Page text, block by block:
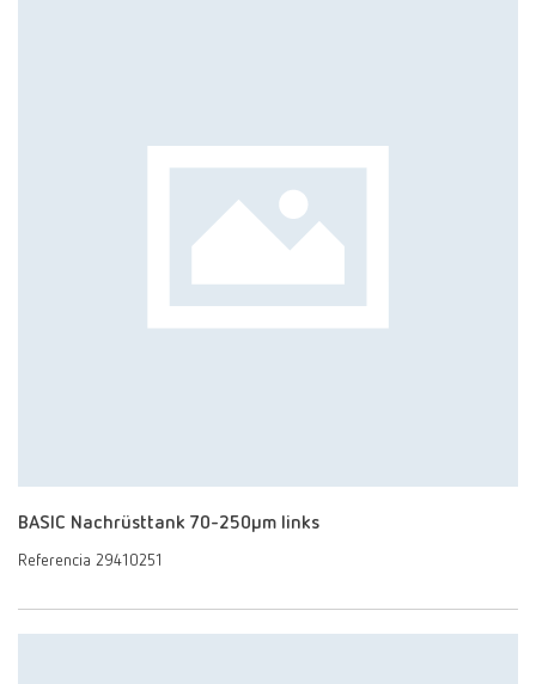
BASIC Nachrüsttank 70-250µm links
Referencia 29410251